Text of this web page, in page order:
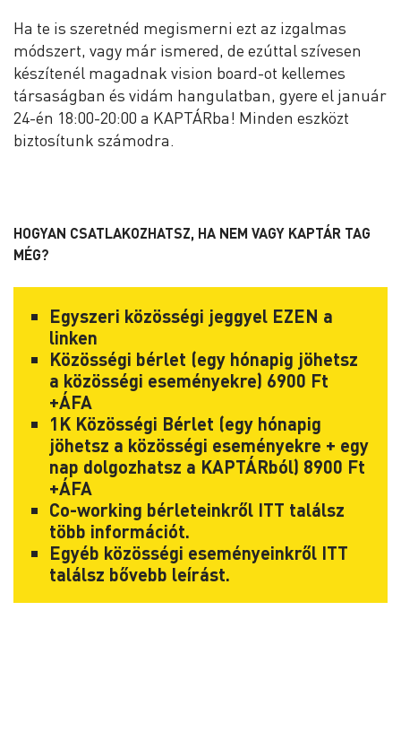
Ha te is szeretnéd megismerni ezt az izgalmas
módszert, vagy már ismered, de ezúttal szívesen
készítenél magadnak vision board-ot kellemes
társaságban és vidám hangulatban, gyere el január
24-én 18:00-20:00 a KAPTÁRba! Minden eszközt
biztosítunk számodra.
HOGYAN CSATLAKOZHATSZ, HA NEM VAGY KAPTÁR TAG
MÉG?
Egyszeri közösségi jeggyel EZEN a
linken
Közösségi bérlet (egy hónapig jöhetsz
a közösségi eseményekre) 6900 Ft
+ÁFA
1K Közösségi Bérlet (egy hónapig
jöhetsz a közösségi eseményekre + egy
nap dolgozhatsz a KAPTÁRból) 8900 Ft
+ÁFA
Co-working bérleteinkről ITT találsz
több információt.
Egyéb közösségi eseményeinkről ITT
találsz bővebb leírást.